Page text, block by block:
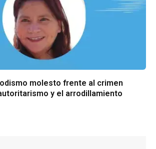
molesto frente al crimen
y el arrodillamiento